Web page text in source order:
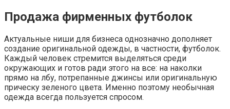
Продажа фирменных футболок
Актуальные ниши для бизнеса однозначно дополняет
создание оригинальной одежды, в частности, футболок.
Каждый человек стремится выделяться среди
окружающих и готов ради этого на все: на наколки
прямо на лбу, потрепанные джинсы или оригинальную
прическу зеленого цвета. Именно поэтому необычная
одежда всегда пользуется спросом.